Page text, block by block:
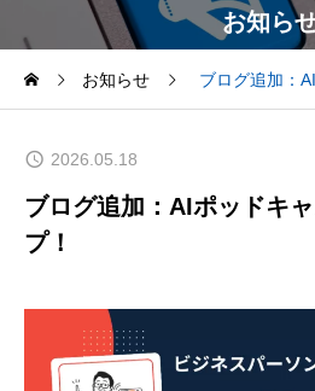
お知ら
お知らせ ブログ追加：
2026.05.18
ブログ追加：AIポッドキ
プ！